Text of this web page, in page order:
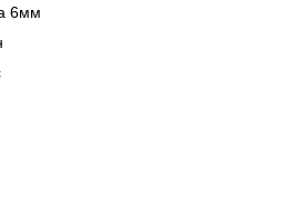
6мм